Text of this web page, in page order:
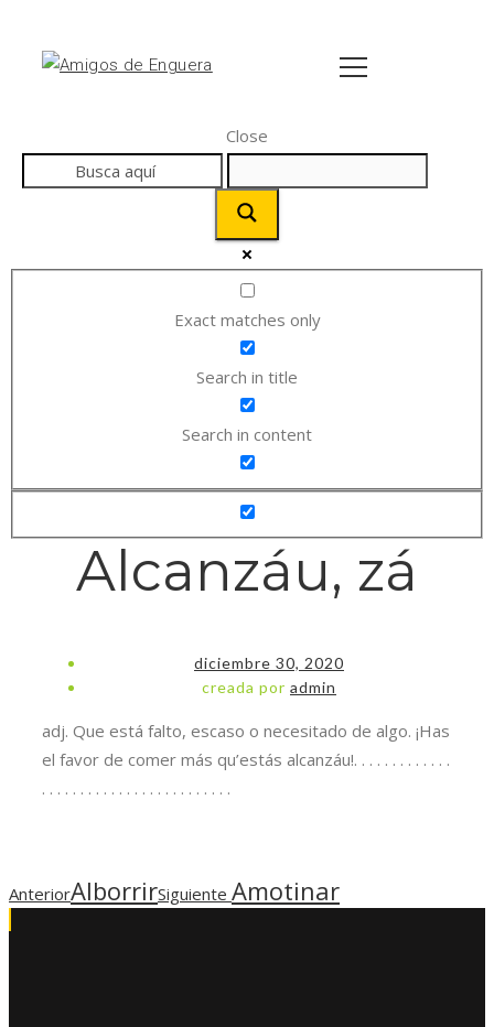
Close
Exact matches only
Search in title
Search in content
Alcanzáu, zá
diciembre 30, 2020
creada por admin
adj. Que está falto, escaso o necesitado de algo. ¡Has
el favor de comer más qu’estás alcanzáu!. . . . . . . . . . . . .
. . . . . . . . . . . . . . . . . . . . . . . . .
AnteriorAlborrirSiguiente Amotinar